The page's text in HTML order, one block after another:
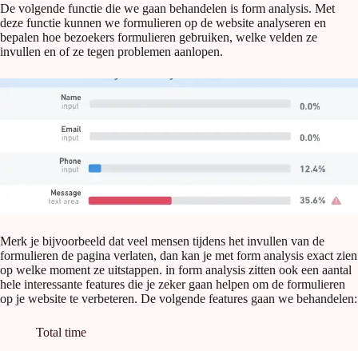
De volgende functie die we gaan behandelen is form analysis. Met
deze functie kunnen we formulieren op de website analyseren en
bepalen hoe bezoekers formulieren gebruiken, welke velden ze
invullen en of ze tegen problemen aanlopen.
Merk je bijvoorbeeld dat veel mensen tijdens het invullen van de
formulieren de pagina verlaten, dan kan je met form analysis exact zien
op welke moment ze uitstappen. in form analysis zitten ook een aantal
hele interessante features die je zeker gaan helpen om de formulieren
op je website te verbeteren. De volgende features gaan we behandelen:
Total time